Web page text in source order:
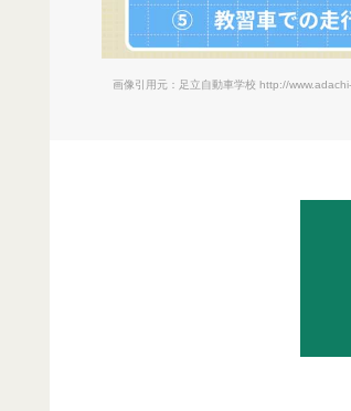
画像引用元：足立自動車学校 http://